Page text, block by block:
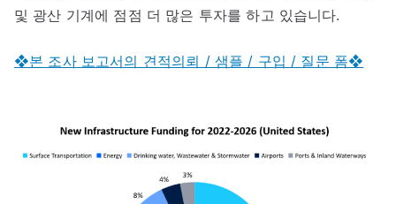
및 광산 기계에 점점 더 많은 투자를 하고 있습니다.
❖본 조사 보고서의 견적의뢰 / 샘플 / 구입 / 질문 폼❖